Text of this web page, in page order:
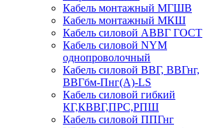
Кабель монтажный МГШВ
Кабель монтажный МКШ
Кабель силовой АВВГ ГОСТ
Кабель силовой NYM
однопроволочный
Кабель силовой ВВГ, ВВГнг,
ВВГбм-Пнг(А)-LS
Кабель силовой гибкий
КГ,КВВГ,ПРС,РПШ
Кабель силовой ППГнг